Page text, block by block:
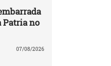
Patria no
07/08/2026